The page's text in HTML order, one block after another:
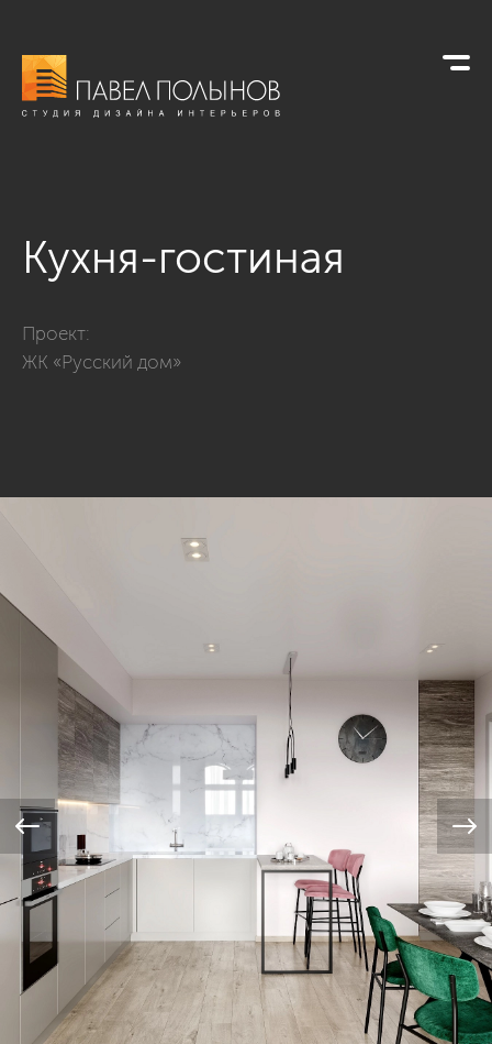
Кухня-гостиная
Проект:
ЖК «Русский дом»